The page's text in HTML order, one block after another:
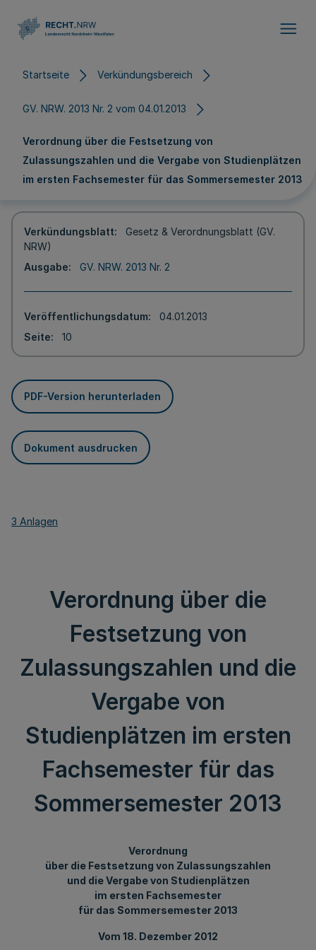
Startseite Verkündungsbereich
GV. NRW. 2013 Nr. 2 vom 04.01.2013
Verordnung über die Festsetzung von
Zulassungszahlen und die Vergabe von Studienplätzen
im ersten Fachsemester für das Sommersemester 2013
Verkündungsblatt
Gesetz & Verordnungsblatt (GV.
NRW)
Ausgabe
GV. NRW. 2013 Nr. 2
Veröffentlichungsdatum
04.01.2013
Seite
10
PDF-Version herunterladen
Dokument ausdrucken
3 Anlagen
Verordnung über die
Festsetzung von
Zulassungszahlen und die
Vergabe von
Studienplätzen im ersten
Fachsemester für das
Sommersemester 2013
Verordnung
über die Festsetzung von Zulassungszahlen
und die Vergabe von Studienplätzen
im ersten Fachsemester
für das Sommersemester 2013
Vom 18. Dezember 2012